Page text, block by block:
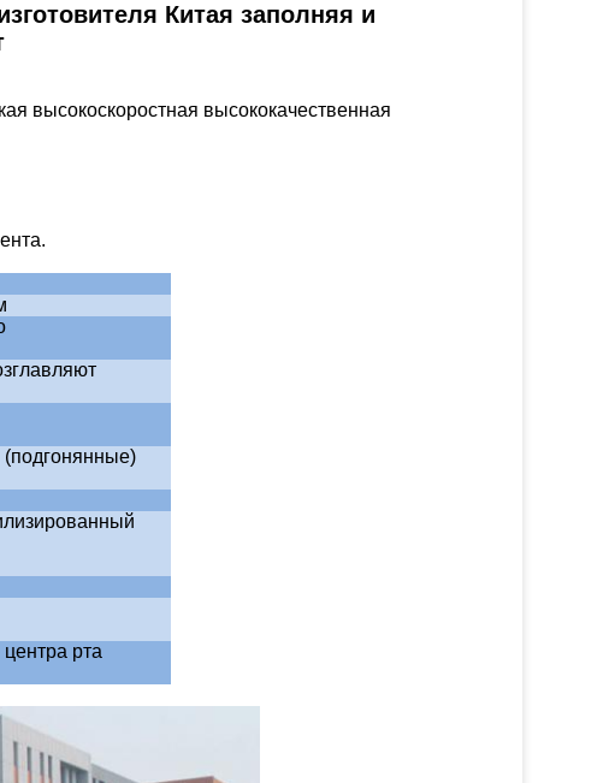
Китая заполняя и
высокоскоростная высококачественная
рта